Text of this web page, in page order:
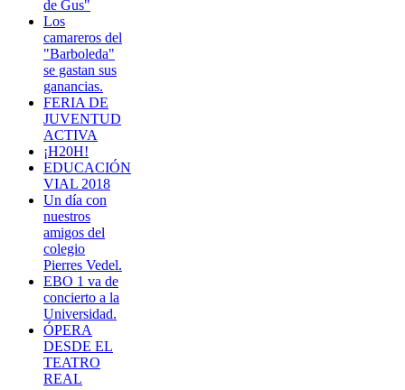
de Gus"
Los
camareros del
"Barboleda"
se gastan sus
ganancias.
FERIA DE
JUVENTUD
ACTIVA
¡H20H!
EDUCACIÓN
VIAL 2018
Un día con
nuestros
amigos del
colegio
Pierres Vedel.
EBO 1 va de
concierto a la
Universidad.
ÓPERA
DESDE EL
TEATRO
REAL